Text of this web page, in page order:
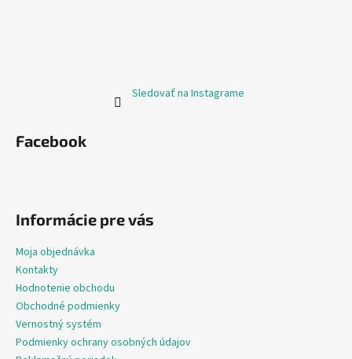
Sledovať na Instagrame
Facebook
Informácie pre vás
Moja objednávka
Kontakty
Hodnotenie obchodu
Obchodné podmienky
Vernostný systém
Podmienky ochrany osobných údajov